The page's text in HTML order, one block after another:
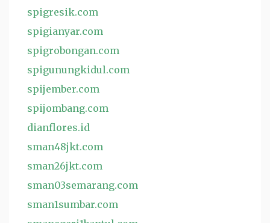
spigresik.com
spigianyar.com
spigrobongan.com
spigunungkidul.com
spijember.com
spijombang.com
dianflores.id
sman48jkt.com
sman26jkt.com
sman03semarang.com
sman1sumbar.com